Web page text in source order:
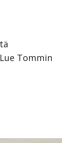
Tommin